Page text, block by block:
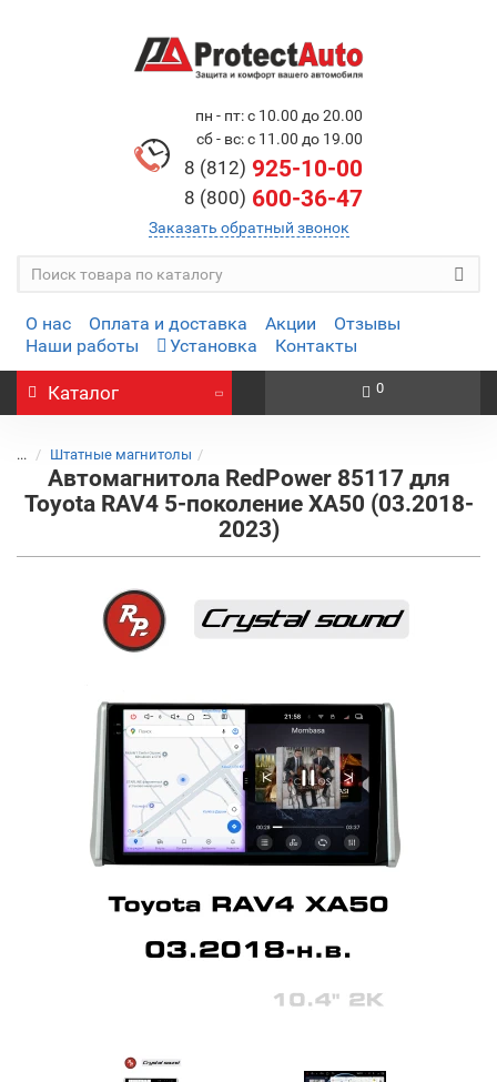
пн - пт: с 10.00 до 20.00
сб - вс: с 11.00 до 19.00
8 (812) 925-10-00
8 (800) 600-36-47
Заказать обратный звонок
О нас Оплата и доставка Акции
Отзывы
Наши работы
Установка Контакты
Каталог 0
... Штатные магнитолы
Автомагнитола RedPower 85117 для
Toyota RAV4 5-поколение XA50 (03.2018-
2023)